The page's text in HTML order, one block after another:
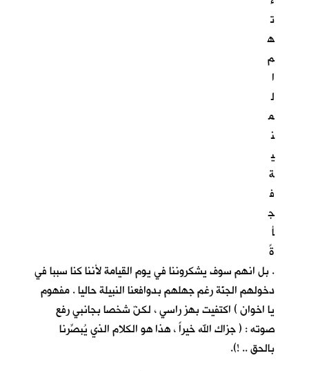
ت
ه
م
ا
ل
م
ن
ي
ة
ف
ج
أ
ةً
. بل انهم سوف يشكروننا في يوم القيامة لأننا كنا سببا في
دخولهم الجنّة رغم جهلهم بدوافعنا النبيلة حاليا . مفهوم
يا اخوان ) اكتفيت بهز راسي ، لكنّ شخصا بجانبي رفع
صوته : ( جزاك الله خيراً ، هذا هو الكلام الذي يُبصِّرنا
بالحق .. !).